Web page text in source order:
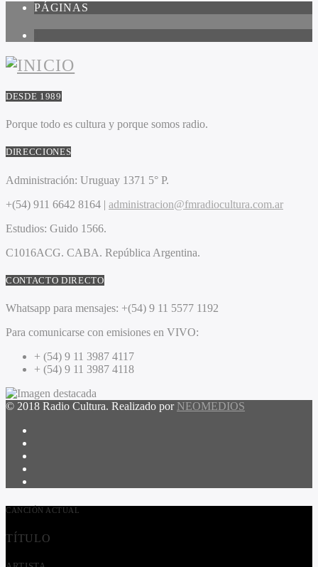
PÁGINAS
DESDE 1989
Porque todo es cultura y porque somos radio.
DIRECCIONES
Administración: Uruguay 1371 5° P.
+(54) 911 6642 8164 | administracion@fmradiocultura.com.ar
Estudios: Guido 1566.
C1016ACG. CABA. República Argentina.
CONTACTO DIRECTO
Whatsapp para mensajes: +(54) 9 11 5577 1192
Para comunicarse con emisiones en VIVO:
+ (54) 9 11 3987 4117
+ (54) 9 11 3987 4118
© 2018 Radio Cultura. Realizado por NEOMEDIOS
CANCIÓN ACTUAL
TÍTULO